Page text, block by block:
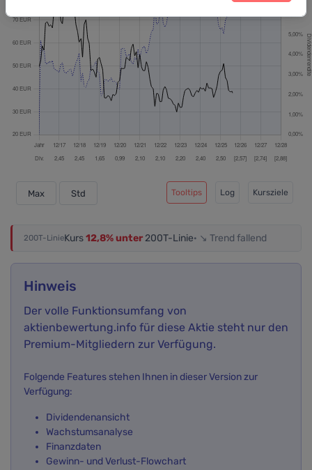
Max Std Tooltips Log Kursziele
200T-LinieKurs12,8% unter200T-Linie· ↘ Trend fallend
Hinweis
Der volle Funktionsumfang von
aktienbewertung.info für diese Aktie steht nur den
Premium-Mitgliedern zur Verfügung.
Folgende Features stehen Ihnen in dieser Version zur
Verfügung:
Dividendenansicht
Wachstumsanalyse
Finanzdaten
Gewinn- und Verlust-Flowchart